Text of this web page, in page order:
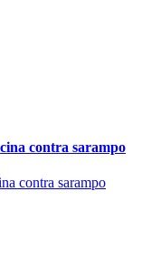
contra sarampo